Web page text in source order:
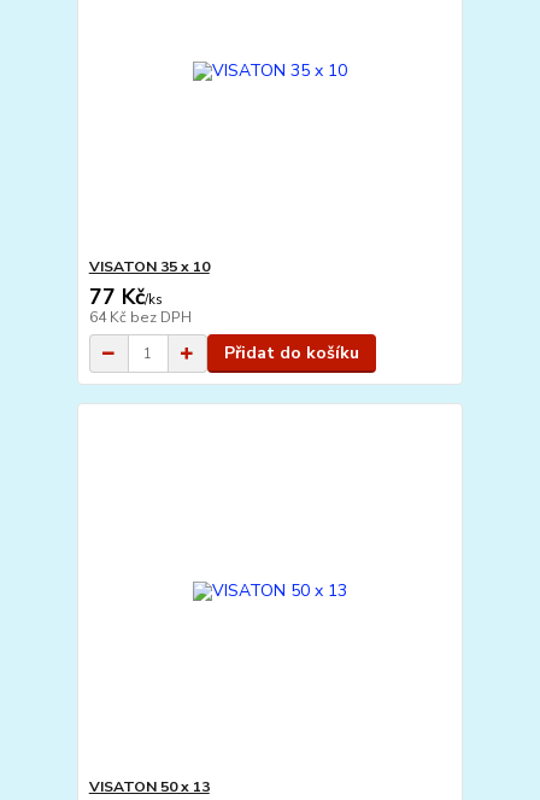
VISATON 35 x 10
77 Kč/ks
64 Kč bez DPH
Přidat do košíku
VISATON 50 x 13